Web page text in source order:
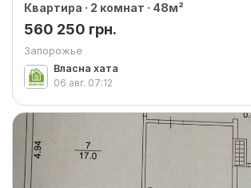
Квартира · 2 комнат · 48м²
560 250 грн.
Запорожье
Власна хата
06 авг. 07:12